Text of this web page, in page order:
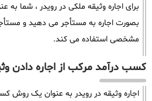
برای اجاره وثیقه ملکی در رویدر ، شما
بصورت اجاره به مستأجر می دهید و
مشخصی استفاده می کند.
کسب درآمد مرکب از اجاره دادن
اجاره وثیقه در رویدر به عنوان یک روش